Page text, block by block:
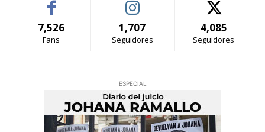
7,526
Fans
1,707
Seguidores
4,085
Seguidores
ESPECIAL